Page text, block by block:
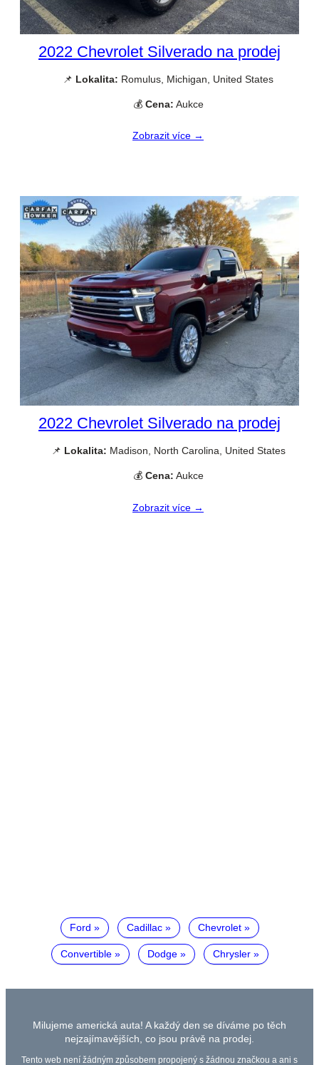
2022 Chevrolet Silverado na prodej
📌 Lokalita: Romulus, Michigan, United States
💰 Cena: Aukce
Zobrazit více →
2022 Chevrolet Silverado na prodej
📌 Lokalita: Madison, North Carolina, United States
💰 Cena: Aukce
Zobrazit více →
Ford Cadillac Chevrolet
Convertible Dodge Chrysler
Milujeme americká auta! A každý den se díváme po těch
nejzajímavějších, co jsou právě na prodej.
Tento web není žádným způsobem propojený s žádnou značkou a ani s